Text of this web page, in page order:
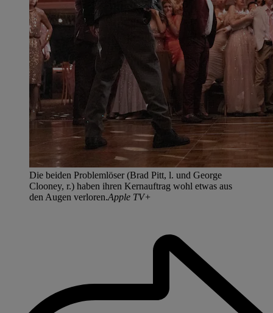
Die beiden Problemlöser (Brad Pitt, l. und George
Clooney, r.) haben ihren Kernauftrag wohl etwas aus
den Augen verloren.Apple TV+